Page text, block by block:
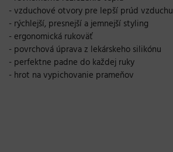
- vzduchové otvory pre lepší prúd vzduchu
- rýchlejší, presnejší a jemnejší styling
- ergonomická rukoväť
- povrchová úprava z lekárskeho silikónu
- perfektne padne do každej ruky
- hrot na vypichovanie prameňov